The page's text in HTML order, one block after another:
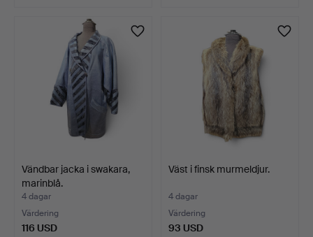
Vändbar jacka i swakara,
marinblå.
4 dagar
Värdering
116 USD
Väst i finsk murmeldjur.
4 dagar
Värdering
93 USD